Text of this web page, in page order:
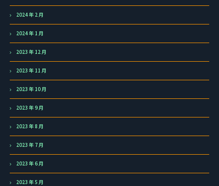
2024 年 2 月
2024 年 1 月
2023 年 12 月
2023 年 11 月
2023 年 10 月
2023 年 9 月
2023 年 8 月
2023 年 7 月
2023 年 6 月
2023 年 5 月